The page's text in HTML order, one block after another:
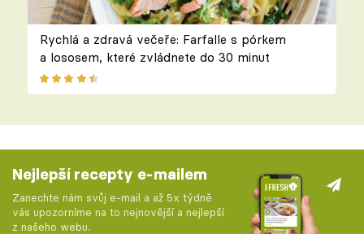
Rychlá a zdravá večeře: Farfalle s pórkem
a lososem, které zvládnete do 30 minut
Nejlepší recepty e-mailem
Zanechte nám svůj e-mail a až 5x týdně
vás upozorníme na to nejnovější a nejlepší
z našeho webu.